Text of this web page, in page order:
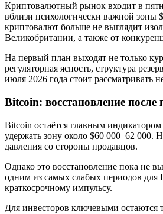
Криптовалютный рынок входит в
вблизи психологически важной зоны
криптовалют больше не выглядит
Великобритании, а также от
На первый план выходят не только
регуляторная ясность, структура
июля 2026 года стоит рассматривать
Bitcoin: восстановление
Bitcoin остаётся главным
удержать зону около $60 000–62 000.
давления со стороны продавцов.
Однако это восстановление пока не
одним из самых слабых периодов для
краткосрочному импульсу.
Для инвесторов ключевыми остаются